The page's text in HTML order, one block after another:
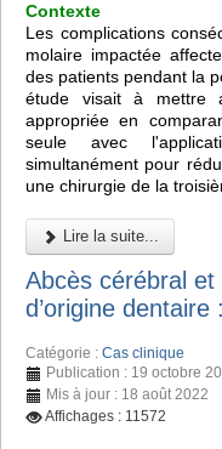
Contexte
Les complications
molaire impactée
des patients pendant la
étude visait à mettre
appropriée en
seule avec
simultanément pour
une chirurgie de la
Lire la suite...
Abcès cérébral
d’origine dentaire
Catégorie : Cas clinique
Publication : 19 octobre
Mis à jour : 18 août 2022
Affichages : 11572